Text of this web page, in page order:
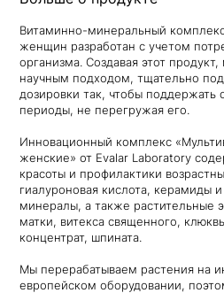
Витаминно-минеральный
женщин разработан с учетом
организма. Создавая этот
научным подходом, тщательно
дозировки так, чтобы поддержать
периоды, не перегружая его.
Инновационный комплекс
женские» от Evalar Laboratory
красоты и профилактики
гиалуроновая кислота, керамиды
минералы, а также растительные
матки, витекса священного,
концентрат, шпината.
Мы перерабатываем растения на
европейском оборудовании,